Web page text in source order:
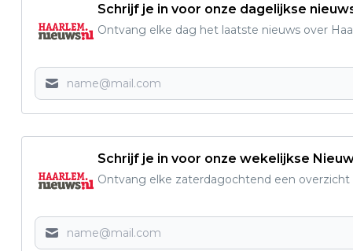
Schrijf je in voor onze dagelijkse
Ontvang elke dag het laatste nieuws over
Schrijf je in voor onze wekelijkse
Ontvang elke zaterdagochtend een